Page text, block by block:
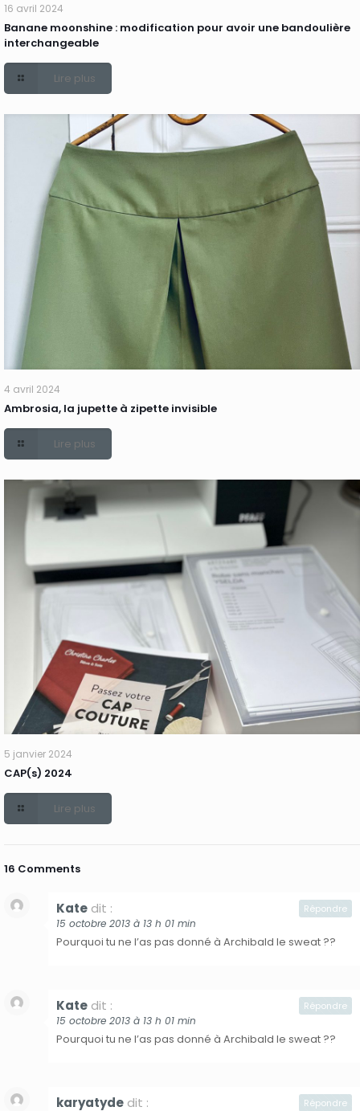
16 avril 2024
Banane moonshine : modification pour avoir une bandoulière
interchangeable
Lire plus
4 avril 2024
Ambrosia, la jupette à zipette invisible
Lire plus
5 janvier 2024
CAP(s) 2024
Lire plus
16 Comments
Kate dit :
15 octobre 2013 à 13 h 01 min
Pourquoi tu ne l’as pas donné à Archibald le sweat ??
Répondre
Kate dit :
15 octobre 2013 à 13 h 01 min
Pourquoi tu ne l’as pas donné à Archibald le sweat ??
Répondre
karyatyde dit : Répondre